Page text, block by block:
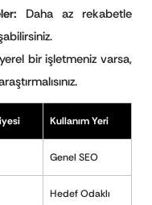
Daha az rekabetle
bir işletmeniz varsa,
Kullanım Yeri
Genel SEO
Hedef Odaklı